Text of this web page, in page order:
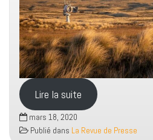
Lire la suite
mars 18, 2020
Publié dans La Revue de Presse